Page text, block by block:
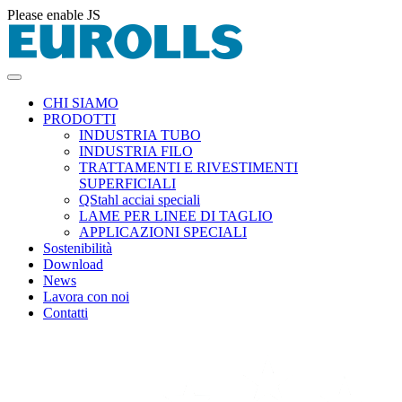
Please enable JS
CHI SIAMO
PRODOTTI
INDUSTRIA TUBO
INDUSTRIA FILO
TRATTAMENTI E RIVESTIMENTI
SUPERFICIALI
QStahl acciai speciali
LAME PER LINEE DI TAGLIO
APPLICAZIONI SPECIALI
Sostenibilità
Download
News
Lavora con noi
Contatti